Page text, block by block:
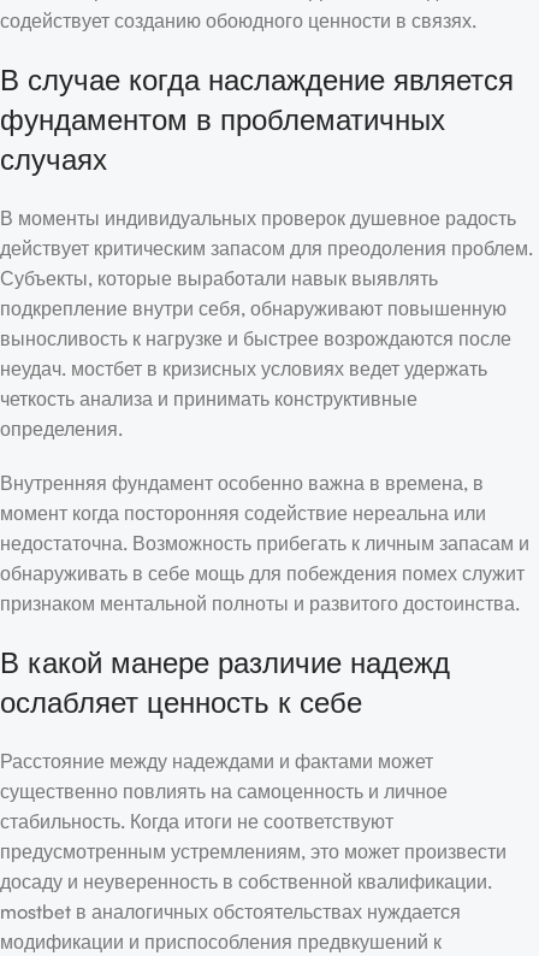
содействует созданию обоюдного ценности в связях.
В случае когда наслаждение является
фундаментом в проблематичных
случаях
В моменты индивидуальных проверок душевное радость
действует критическим запасом для преодоления проблем.
Субъекты, которые выработали навык выявлять
подкрепление внутри себя, обнаруживают повышенную
выносливость к нагрузке и быстрее возрождаются после
неудач. мостбет в кризисных условиях ведет удержать
четкость анализа и принимать конструктивные
определения.
Внутренняя фундамент особенно важна в времена, в
момент когда посторонняя содействие нереальна или
недостаточна. Возможность прибегать к личным запасам и
обнаруживать в себе мощь для побеждения помех служит
признаком ментальной полноты и развитого достоинства.
В какой манере различие надежд
ослабляет ценность к себе
Расстояние между надеждами и фактами может
существенно повлиять на самоценность и личное
стабильность. Когда итоги не соответствуют
предусмотренным устремлениям, это может произвести
досаду и неуверенность в собственной квалификации.
mostbet в аналогичных обстоятельствах нуждается
модификации и приспособления предвкушений к